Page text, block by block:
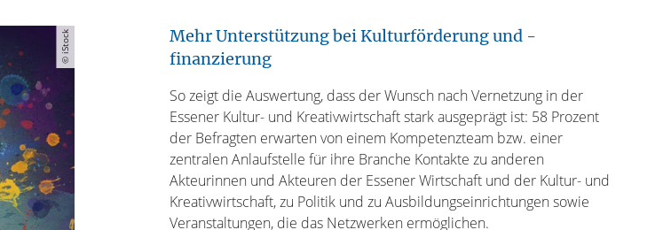
© iStock
Mehr Unterstützung bei Kulturförderung und -
finanzierung
So zeigt die Auswertung, dass der Wunsch nach Vernetzung in der
Essener Kultur- und Kreativwirtschaft stark ausgeprägt ist: 58 Prozent
der Befragten erwarten von einem Kompetenzteam bzw. einer
zentralen Anlaufstelle für ihre Branche Kontakte zu anderen
Akteurinnen und Akteuren der Essener Wirtschaft und der Kultur- und
Kreativwirtschaft, zu Politik und zu Ausbildungseinrichtungen sowie
Veranstaltungen, die das Netzwerken ermöglichen.